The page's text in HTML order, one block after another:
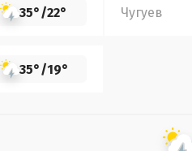
35°/22° Чугуев
35°/19°